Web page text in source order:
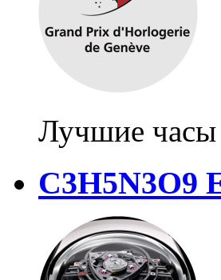
Лучшие часы
C3H5N3O9